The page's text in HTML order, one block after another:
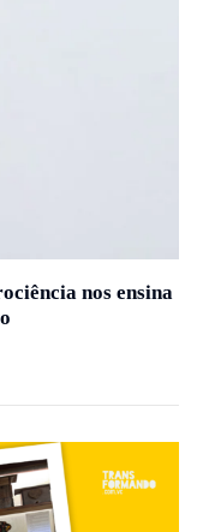
nos ensina